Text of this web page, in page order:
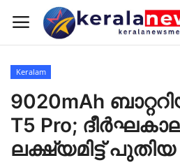
Home
Keralam
Keralam
9020mAh
T5 Pro;
ലക്ഷ്യമിട്ട്